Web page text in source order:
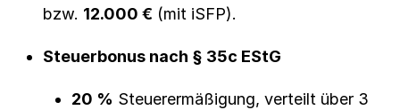
bzw. 12.000 € (mit iSFP).
Steuerbonus nach § 35c EStG
20 % Steuerermäßigung, verteilt über 3